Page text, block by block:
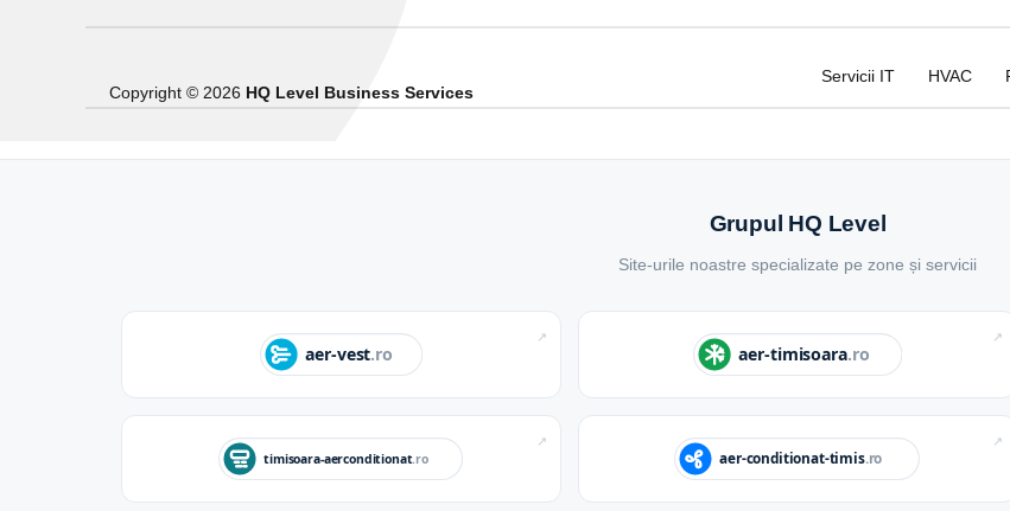
Copyright © 2026 HQ Level Business Services
Servicii IT HVAC
Grupul HQ Level
Site-urile noastre specializate pe zone și servicii
↗ ↗
↗ ↗